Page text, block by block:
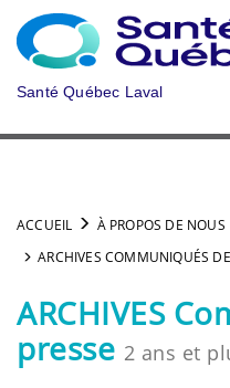
Aller au menu principal
Santé Québec Laval
ACCUEIL À PROPOS DE NOUS
ARCHIVES COMMUNIQUÉS DE
ARCHIVES
presse 2 ans et